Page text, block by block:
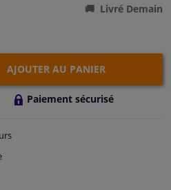
Livré Demain
AJOUTER AU PANIER
Paiement sécurisé